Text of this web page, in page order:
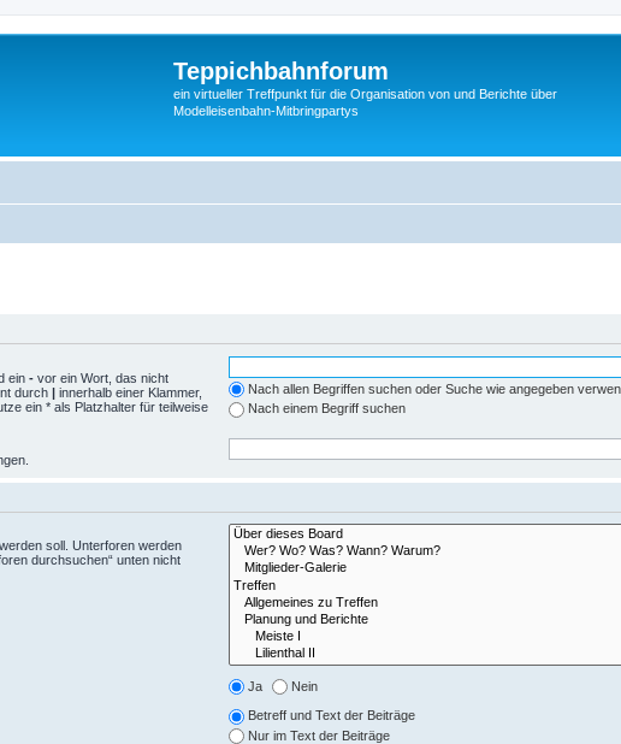
Teppichbahnforum
ein virtueller Treffpunkt für die Organisation von und Berichte über
Modelleisenbahn-Mitbringpartys
ein - vor ein Wort, das nicht
durch | innerhalb einer Klammer,
ein * als Platzhalter für teilweise
Nach allen Begriffen suchen oder Suche wie angegeben
Nach einem Begriff suchen
soll. Unterforen werden
durchsuchen“ unten nicht
Ja Nein
Betreff und Text der Beiträge
Nur im Text der Beiträge